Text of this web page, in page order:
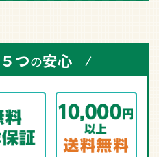
５つの安心